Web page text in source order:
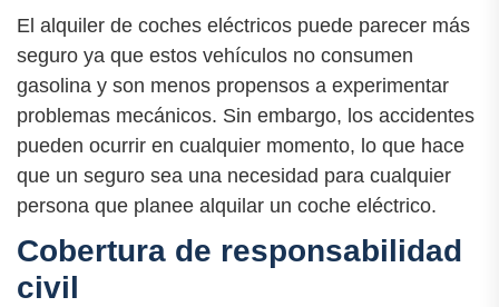
El alquiler de coches eléctricos puede parecer más
seguro ya que estos vehículos no consumen
gasolina y son menos propensos a experimentar
problemas mecánicos. Sin embargo, los accidentes
pueden ocurrir en cualquier momento, lo que hace
que un seguro sea una necesidad para cualquier
persona que planee alquilar un coche eléctrico.
Cobertura de responsabilidad
civil